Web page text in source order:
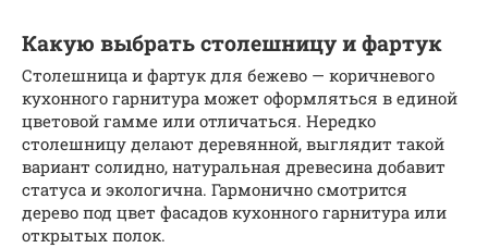
Какую выбрать столешницу и фартук
Столешница и фартук для бежево — коричневого
кухонного гарнитура может оформляться в единой
цветовой гамме или отличаться. Нередко
столешницу делают деревянной, выглядит такой
вариант солидно, натуральная древесина добавит
статуса и экологична. Гармонично смотрится
дерево под цвет фасадов кухонного гарнитура или
открытых полок.